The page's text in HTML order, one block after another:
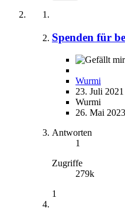
Spenden für
Wurmi
23. Juli 2021
Wurmi
26. Mai 2023
Antworten
1
Zugriffe
279k
1